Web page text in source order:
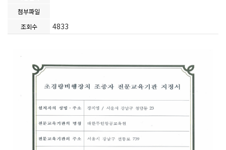
첨부파일
조회수
4833